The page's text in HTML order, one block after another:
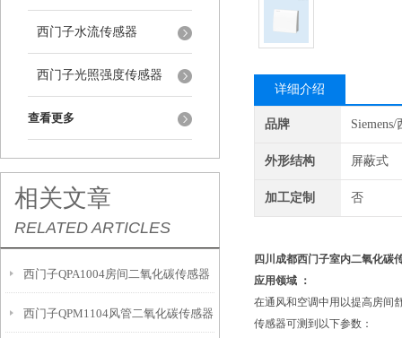
西门子水流传感器
西门子光照强度传感器
查看更多
相关文章
RELATED ARTICLES
西门子QPA1004房间二氧化碳传感器
西门子QPM1104风管二氧化碳传感器
详细介绍
品牌
外形结构 屏蔽式
加工定制 否
四川成都西门子室内二氧化碳
应用领域 ：
在通风和空调中用以提高房间
传感器可测到以下参数：